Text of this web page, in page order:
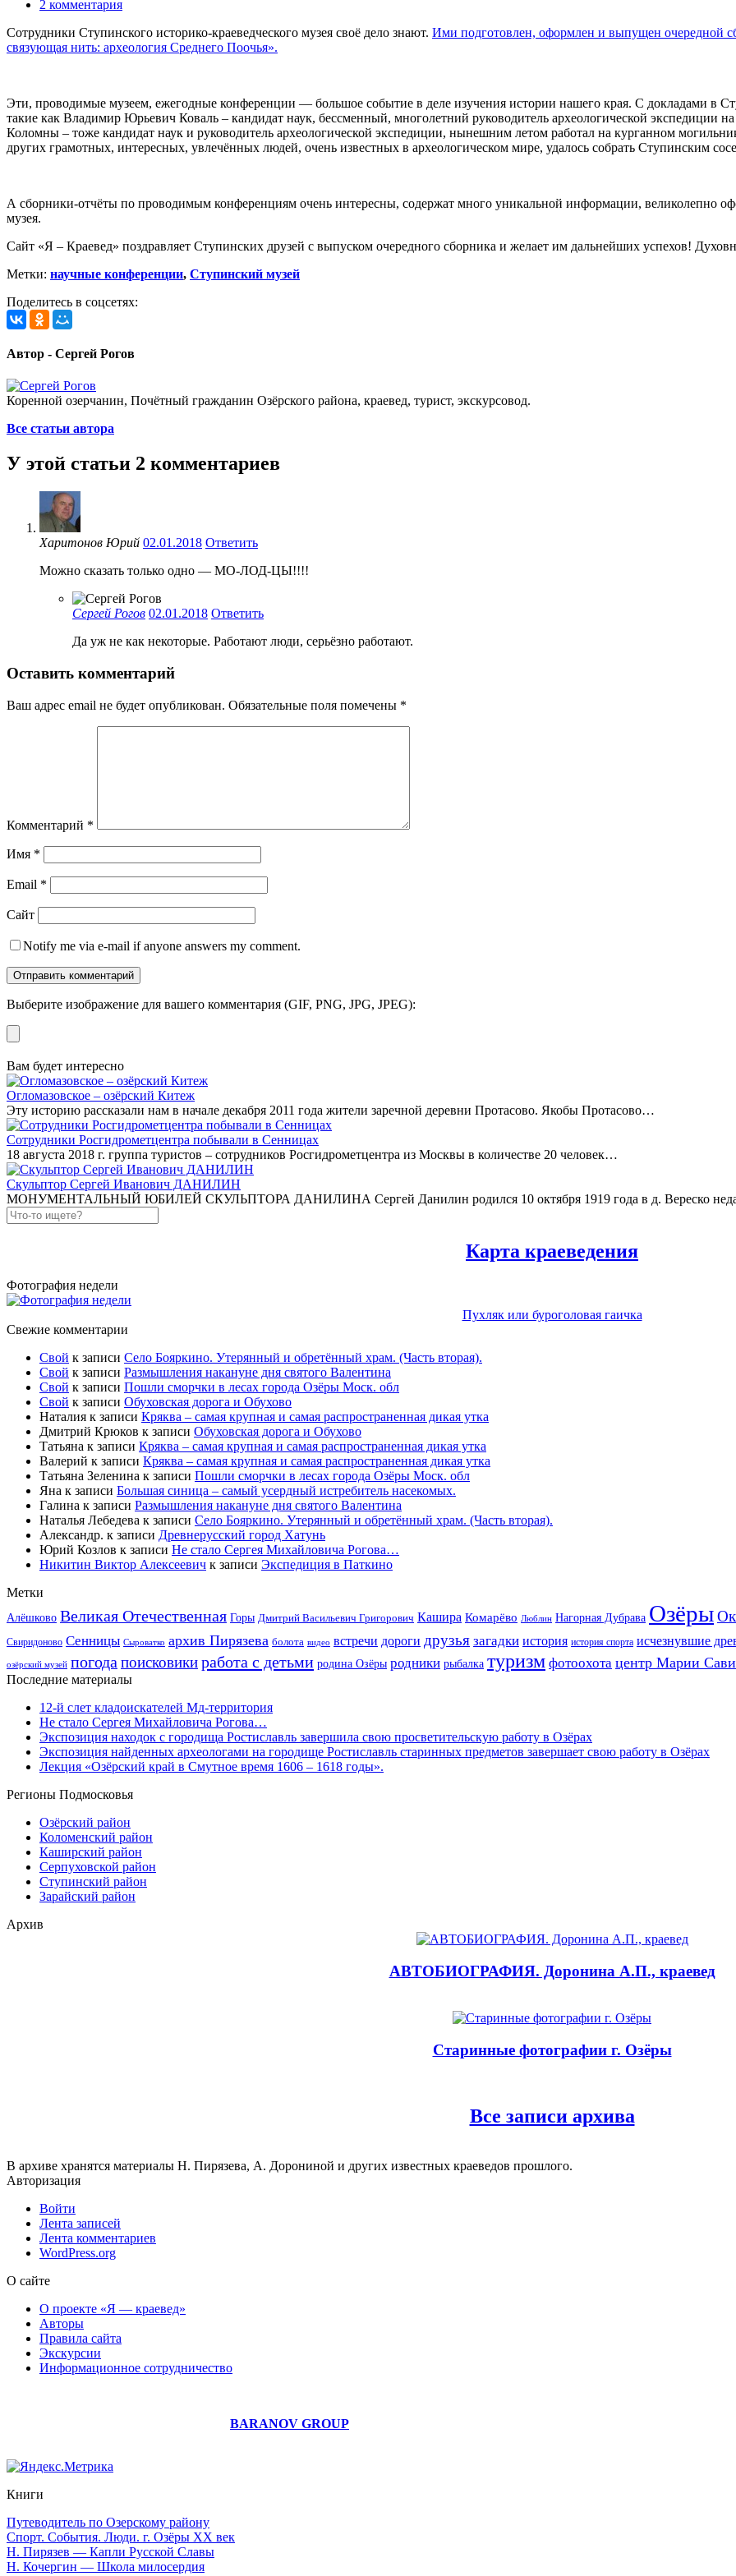
2 комментария
Сотрудники Ступинского историко-краеведческого музея своё дело знают. Ими подготовлен, оформлен и выпущен очередной
связующая нить: археология Среднего Поочья».
Эти, проводимые музеем, ежегодные конференции — большое событие в деле изучения истории нашего края. С докладами в
такие как Владимир Юрьевич Коваль – кандидат наук, бессменный, многолетний руководитель археологической экспедиции
Коломны – тоже кандидат наук и руководитель археологической экспедиции, нынешним летом работал на курганном
других грамотных, интересных, увлечённых людей, очень известных в археологическом мире, удалось собрать Ступинским
А сборники-отчёты по проводимым конференциям очень интересны, содержат много уникальной информации, великолепно
музея.
Сайт «Я – Краевед» поздравляет Ступинских друзей с выпуском очередного сборника и желает им дальнейших успехов!
Метки: научные конференции, Ступинский музей
Поделитесь в соцсетях:
Автор - Сергей Рогов
Коренной озерчанин, Почётный гражданин Озёрского района, краевед, турист, экскурсовод.
Все статьи автора
У этой статьи 2 комментариев
Харитонов Юрий 02.01.2018 Ответить
Можно сказать только одно — МО-ЛОД-ЦЫ!!!!
Сергей Рогов 02.01.2018 Ответить
Да уж не как некоторые. Работают люди, серьёзно работают.
Оставить комментарий
Ваш адрес email не будет опубликован. Обязательные поля помечены *
Комментарий *
Имя *
Email *
Сайт
Notify me via e-mail if anyone answers my comment.
Выберите изображение для вашего комментария (GIF, PNG, JPG, JPEG):
Вам будет интересно
Огломазовское – озёрский Китеж
Эту историю рассказали нам в начале декабря 2011 года жители заречной деревни Протасово. Якобы Протасово…
Сотрудники Росгидрометцентра побывали в Сенницах
18 августа 2018 г. группа туристов – сотрудников Росгидрометцентра из Москвы в количестве 20 человек…
Скульптор Сергей Иванович ДАНИЛИН
МОНУМЕНТАЛЬНЫЙ ЮБИЛЕЙ СКУЛЬПТОРА ДАНИЛИНА Сергей Данилин родился 10 октября 1919 года в д. Вереско
Карта краеведения
Фотография недели
Пухляк или буроголовая гаичка
Свежие комментарии
Свой к записи Село Бояркино. Утерянный и обретённый храм. (Часть вторая).
Свой к записи Размышления накануне дня святого Валентина
Свой к записи Пошли сморчки в лесах города Озёры Моск. обл
Свой к записи Обуховская дорога и Обухово
Наталия к записи Кряква – самая крупная и самая распространенная дикая утка
Дмитрий Крюков к записи Обуховская дорога и Обухово
Татьяна к записи Кряква – самая крупная и самая распространенная дикая утка
Валерий к записи Кряква – самая крупная и самая распространенная дикая утка
Татьяна Зеленина к записи Пошли сморчки в лесах города Озёры Моск. обл
Яна к записи Большая синица – самый усердный истребитель насекомых.
Галина к записи Размышления накануне дня святого Валентина
Наталья Лебедева к записи Село Бояркино. Утерянный и обретённый храм. (Часть вторая).
Александр. к записи Древнерусский город Хатунь
Юрий Козлов к записи Не стало Сергея Михайловича Рогова…
Никитин Виктор Алексеевич к записи Экспедиция в Паткино
Метки
Алёшково Великая Отечественная Горы Дмитрий Васильевич Григорович Кашира Комарёво Люблин Нагорная Дубрава Озёры
Свиридоново Сенницы Сыроватко архив Пирязева болота видео встречи дороги друзья загадки история история спорта исчезнувшие
озёрский музей погодапоисковикиработа с детьми родина Озёры родники рыбалка туризм фотоохота центр Марии
Последние материалы
12-й слет кладоискателей Мд-территория
Не стало Сергея Михайловича Рогова…
Экспозиция находок с городища Ростиславль завершила свою просветительскую работу в Озёрах
Экспозиция найденных археологами на городище Ростиславль старинных предметов завершает свою работу в Озёрах
Лекция «Озёрский край в Смутное время 1606 – 1618 годы».
Регионы Подмосковья
Озёрский район
Коломенский район
Каширский район
Серпуховской район
Ступинский район
Зарайский район
Архив
АВТОБИОГРАФИЯ. Доронина А.П., краевед
Старинные фотографии г. Озёры
Все записи архива
В архиве хранятся материалы Н. Пирязева, А. Дорониной и других известных краеведов прошлого.
Авторизация
Войти
Лента записей
Лента комментариев
WordPress.org
О сайте
О проекте «Я — краевед»
Авторы
Правила сайта
Экскурсии
Информационное сотрудничество
BARANOV GROUP
Книги
Путеводитель по Озерскому району
Спорт. События. Люди. г. Озёры XX век
Н. Пирязев — Капли Русской Славы
Н. Кочергин — Школа милосердия